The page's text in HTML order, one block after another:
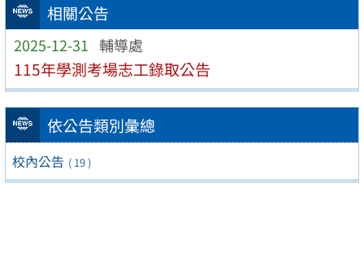
相關公告
2025-12-31 輔導處
115年學測考場志工錄取公告
依公告類別彙總
校內公告 ( 19 )